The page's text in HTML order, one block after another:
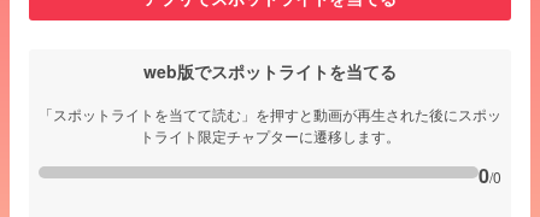
web版でスポットライトを当てる
「スポットライトを当てて読む」を押すと動画が再生された後にスポッ
トライト限定チャプターに遷移します。
0/0